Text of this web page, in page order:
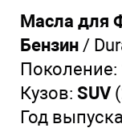
Масла для
Бензин /
Поколение:
Кузов: SUV
Год